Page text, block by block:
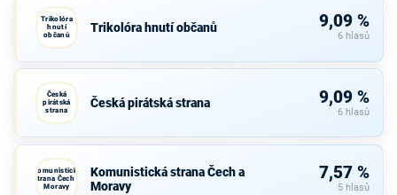
Trikolóra
hnutí
občanů
Trikolóra hnutí občanů 9,09 %
6 hlasů
Česká
pirátská
strana
Česká pirátská strana 9,09 %
6 hlasů
Komunistická
strana Čech a
Moravy
Komunistická strana Čech a
Moravy
7,57 %
5 hlasů